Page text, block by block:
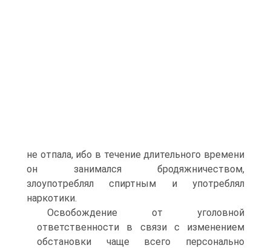
не отпала, ибо в течение длительного времени
он занимался бродяжничеством,
злоупотреблял спиртным и употреблял
наркотики.
Освобождение от уголовной
ответственности в связи с изменением
обстановки чаще всего персонально